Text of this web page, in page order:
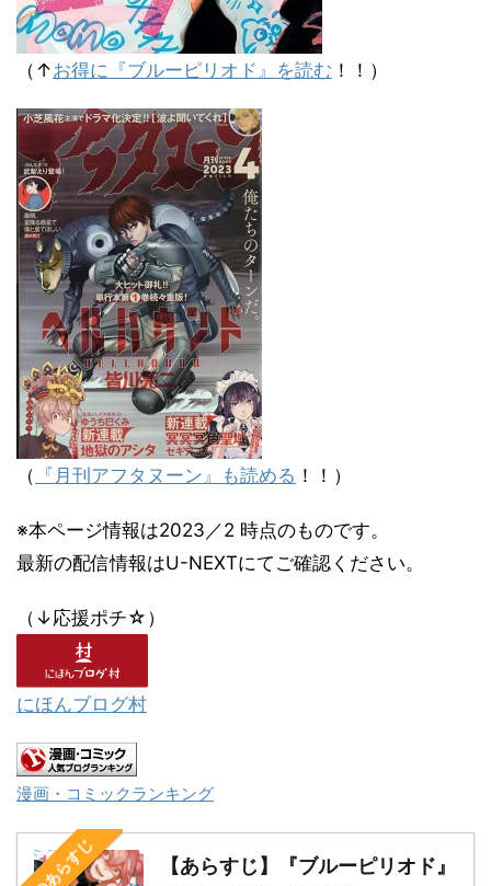
（↑お得に『ブルーピリオド』を読む ！！）
（ 『月刊アフタヌーン』も読める ！！）
※本ページ情報は2023／2 時点のものです。
最新の配信情報はU-NEXTにてご確認ください。
（↓応援ポチ☆）
にほんブログ村
漫画・コミックランキング
【あらすじ】『ブルーピリオド』